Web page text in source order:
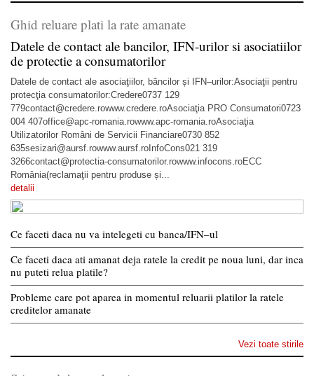
Ghid reluare plati la rate amanate
Datele de contact ale bancilor, IFN-urilor si asociatiilor
de protectie a consumatorilor
Datele de contact ale asociaţiilor, băncilor și IFN–urilor:Asociaţii pentru
protecţia consumatorilor:Credere0737 129
779contact@credere.rowww.credere.roAsociaţia PRO Consumatori0723
004 407office@apc-romania.rowww.apc-romania.roAsociaţia
Utilizatorilor Români de Servicii Financiare0730 852
635sesizari@aursf.rowww.aursf.roInfoCons021 319
3266contact@protectia-consumatorilor.rowww.infocons.roECC
România(reclamaţii pentru produse și...
detalii
Ce faceti daca nu va intelegeti cu banca/IFN–ul
Ce faceti daca ati amanat deja ratele la credit pe noua luni, dar inca
nu puteti relua platile?
Probleme care pot aparea in momentul reluarii platilor la ratele
creditelor amanate
Vezi toate stirile